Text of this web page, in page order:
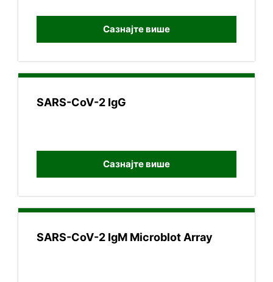
Сазнајте више
SARS-CoV-2 IgG
Сазнајте више
SARS-CoV-2 IgМ Microblot Array